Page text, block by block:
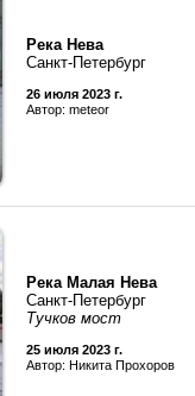
Река Нева
Санкт-Петербург
26 июля 2023 г.
Автор: meteor
Река Малая Нева
Санкт-Петербург
Тучков мост
25 июля 2023 г.
Автор: Никита Прохоров